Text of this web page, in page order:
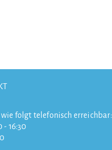
folgt telefonisch erreichbar:
- 16:30